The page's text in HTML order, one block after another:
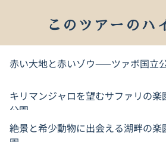
このツアーのハ
赤い大地と赤いゾウ——ツァボ国立
キリマンジャロを望むサファリの
公園
絶景と希少動物に出会える湖畔の
園